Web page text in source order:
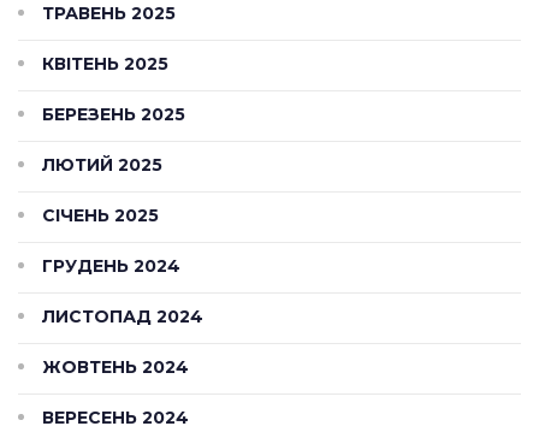
ТРАВЕНЬ 2025
КВІТЕНЬ 2025
БЕРЕЗЕНЬ 2025
ЛЮТИЙ 2025
СІЧЕНЬ 2025
ГРУДЕНЬ 2024
ЛИСТОПАД 2024
ЖОВТЕНЬ 2024
ВЕРЕСЕНЬ 2024